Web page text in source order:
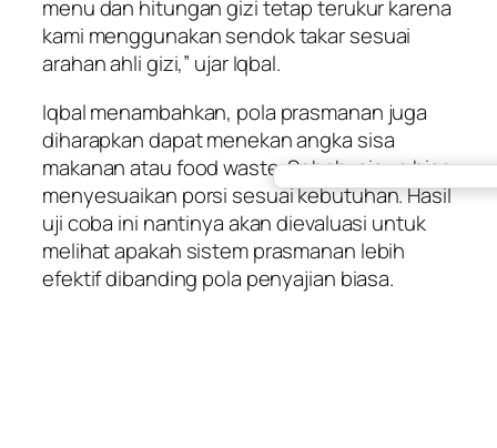
menu dan hitungan gizi tetap terukur karena
kami menggunakan sendok takar sesuai
arahan ahli gizi,” ujar Iqbal.
Iqbal menambahkan, pola prasmanan juga
diharapkan dapat menekan angka sisa
makanan atau food waste. Sebab, siswa bisa
menyesuaikan porsi sesuai kebutuhan. Hasil
uji coba ini nantinya akan dievaluasi untuk
melihat apakah sistem prasmanan lebih
efektif dibanding pola penyajian biasa.